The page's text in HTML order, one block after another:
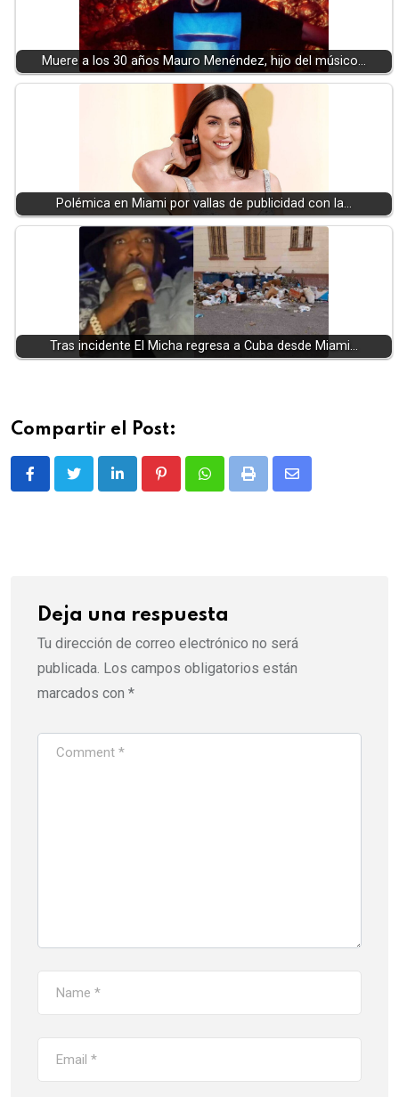
Muere a los 30 años Mauro Menéndez, hijo del músico…
Polémica en Miami por vallas de publicidad con la…
Tras incidente El Micha regresa a Cuba desde Miami…
Compartir el Post:
LinkedIn PinterestWhatsappPrint
Share
Deja una respuesta
Tu dirección de correo electrónico no será
publicada. Los campos obligatorios están
marcados con *